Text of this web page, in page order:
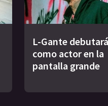
L-Gante debutará
como actor en la
pantalla grande